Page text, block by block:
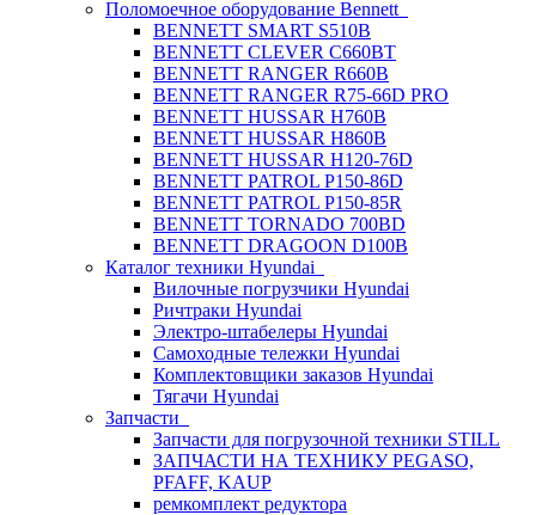
Поломоечное оборудование Bennett
BENNETT SMART S510B
BENNETT CLEVER C660BT
BENNETT RANGER R660B
BENNETT RANGER R75-66D PRO
BENNETT HUSSAR H760B
BENNETT HUSSAR H860B
BENNETT HUSSAR H120-76D
BENNETT PATROL P150-86D
BENNETT PATROL P150-85R
BENNETT TORNADO 700BD
BENNETT DRAGOON D100B
Каталог техники Hyundai
Вилочные погрузчики Hyundai
Ричтраки Hyundai
Электро-штабелеры Hyundai
Самоходные тележки Hyundai
Комплектовщики заказов Hyundai
Тягачи Hyundai
Запчасти
Запчасти для погрузочной техники STILL
ЗАПЧАСТИ НА ТЕХНИКУ PEGASO,
PFAFF, KAUP
ремкомплект редуктора